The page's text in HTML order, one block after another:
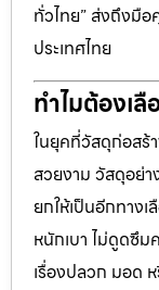
ทั่วไทย” ส่งถึงมื
ประเทศไทย
ทำไมต้องเ
ในยุคที่วัสดุก่อสร้
สวยงาม วัสดุอย่า
ยกให้เป็นอีกทาง
หนักเบา ไม่ดูดซึ
เรื่องปลวก มอด